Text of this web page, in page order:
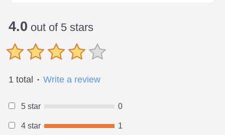
4.0 out of 5 stars
1 total ● Write a review
5 star 0
4 star 1